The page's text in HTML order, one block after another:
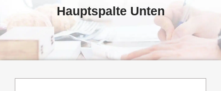
Hauptspalte Unten